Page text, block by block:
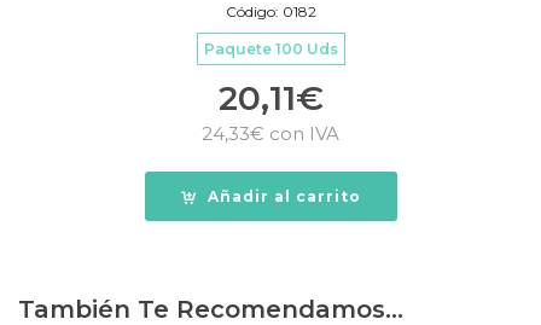
Código: 0182
Paquete 100 Uds
20,11€
24,33€ con IVA
Añadir al carrito
También Te Recomendamos…